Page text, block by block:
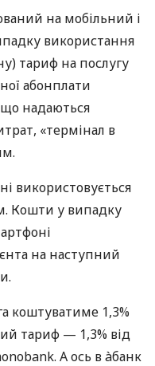
на мобільний і
використання
тариф на послугу
абонплати
що надаються
«термінал в
використовується
Кошти у випадку
на наступний
коштуватиме 1,3%
тариф — 1,3% від
А ось в àбанк